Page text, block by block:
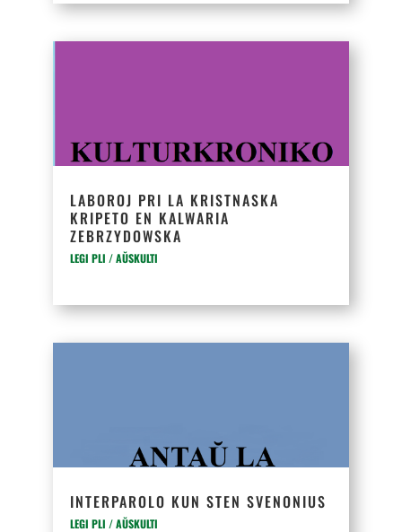
LABOROJ PRI LA KRISTNASKA
KRIPETO EN KALWARIA
ZEBRZYDOWSKA
LEGI PLI / AŬSKULTI
INTERPAROLO KUN STEN SVENONIUS
LEGI PLI / AŬSKULTI